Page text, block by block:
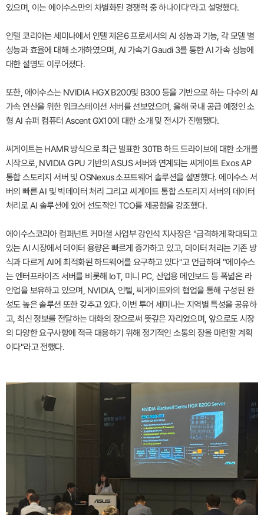
있으며, 이는 에이수스만의 차별화된 경쟁력 중 하나이다"라고 설명했다.
인텔 코리아는 세미나에서 인텔 제온6 프로세서의 AI 성능과 기능, 각 모델 별
성능과 효율에 대해 소개하였으며, AI 가속기 Gaudi 3를 통한 AI 가속 성능에
대한 설명도 이루어졌다.
또한, 에이수스는 NVIDIA HGX B200및 B300 등을 기반으로 하는 다수의 AI
가속 연산을 위한 워크스테이션 서버를 선보였으며, 올해 국내 공급 예정인 소
형 AI 슈퍼 컴퓨터 Ascent GX10에 대한 소개 및 전시가 진행됐다.
씨게이트는 HAMR 방식으로 최근 발표한 30TB 하드 드라이브에 대한 소개를
시작으로, NVIDIA GPU 기반의 ASUS 서버와 연계되는 씨게이트 Exos AP
통합 스토리지 서버 및 OSNexus 소프트웨어 솔루션을 설명했다. 에이수스 서
버의 빠른 AI 및 빅데이터 처리 그리고 씨게이트 통합 스토리지 서버의 데이터
처리로 AI 솔루션에 있어 선도적인 TCO를 제공함을 강조했다.
에이수스코리아 컴퍼넌트 커머셜 사업부 강인석 지사장은 "급격하게 확대되고
있는 AI 시장에서 데이터 용량은 빠르게 증가하고 있고, 데이터 처리는 기존 방
식과 다르게 AI에 최적화된 하드웨어를 요구하고 있다"고 언급하며 "에이수스
는 엔터프라이즈 서버를 비롯해 IoT, 미니 PC, 산업용 메인보드 등 폭넓은 라
인업을 보유하고 있으며, NVIDIA, 인텔, 씨게이트와의 협업을 통해 구성된 완
성도 높은 솔루션 또한 갖추고 있다. 이번 투어 세미나는 지역별 특성을 공유하
고, 최신 정보를 전달하는 대화의 장으로써 뜻깊은 자리였으며, 앞으로도 시장
의 다양한 요구사항에 적극 대응하기 위해 정기적인 소통의 장을 마련할 계획
이다"라고 전했다.